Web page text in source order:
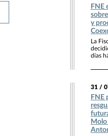
FNE
y
La
días
31 /
FNE
Molo